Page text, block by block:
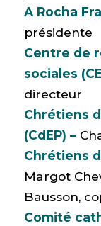
A Rocha
présidente
Centre de
sociales
directeur
Chrétiens
(CdEP) –
Chrétiens
Margot
Bausson,
Comité